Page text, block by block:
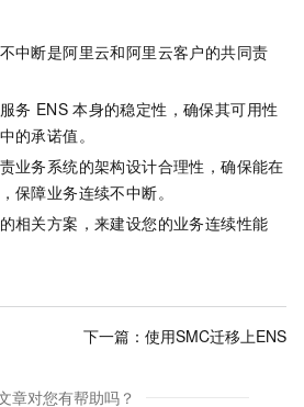
中断是阿里云和阿里云客户的共同责
务 ENS 本身的稳定性，确保其可用性
的承诺值。
业务系统的架构设计合理性，确保能在
保障业务连续不中断。
相关方案，来建设您的业务连续性能
下一篇： 使用SMC迁移上ENS
章对您有帮助吗？